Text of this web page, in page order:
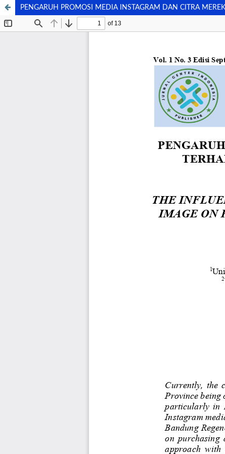
PENGARUH PROMOSI MEDIA INSTAGRAM DAN CITRA